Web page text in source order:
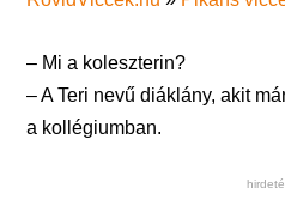
– Mi a koleszterin?
– A Teri nevű diáklány, akit
a kollégiumban.